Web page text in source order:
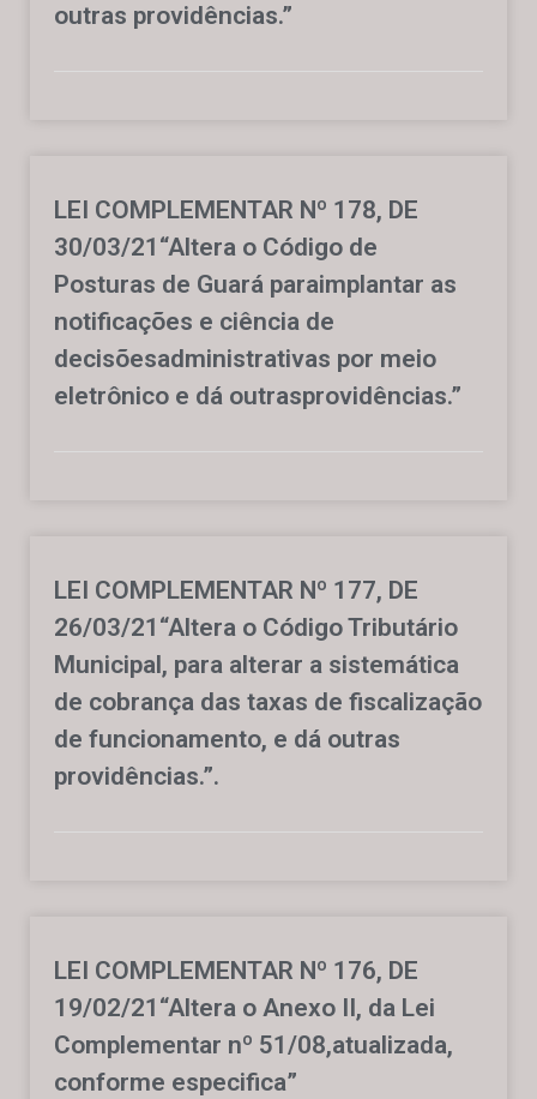
outras providências.”
LEI COMPLEMENTAR Nº 178, DE
30/03/21“Altera o Código de
Posturas de Guará paraimplantar as
notificações e ciência de
decisõesadministrativas por meio
eletrônico e dá outrasprovidências.”
LEI COMPLEMENTAR Nº 177, DE
26/03/21“Altera o Código Tributário
Municipal, para alterar a sistemática
de cobrança das taxas de fiscalização
de funcionamento, e dá outras
providências.”.
LEI COMPLEMENTAR Nº 176, DE
19/02/21“Altera o Anexo II, da Lei
Complementar nº 51/08,atualizada,
conforme especifica”